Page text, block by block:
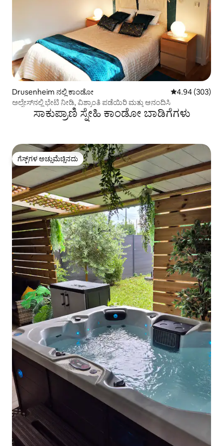
Drusenheim ನಲ್ಲಿ ಕಾಂಡೋ 5 ರಲ್ಲಿ 4.94
4.94 (303)
ಅಲ್ಸೇಸ್‌ನಲ್ಲಿ ಭೇಟಿ ನೀಡಿ, ವಿಶ್ರಾಂತಿ ಪಡೆಯಿರಿ ಮತ್ತು ಆನಂದಿಸಿ
ಸಾಕುಪ್ರಾಣಿ ಸ್ನೇಹಿ ಕಾಂಡೋ ಬಾಡಿಗೆಗಳು
ಗೆಸ್ಟ್‌ಗಳ ಅಚ್ಚುಮೆಚ್ಚಿನದು
ಗೆಸ್ಟ್‌ಗಳ ಅಚ್ಚುಮೆಚ್ಚಿನದು